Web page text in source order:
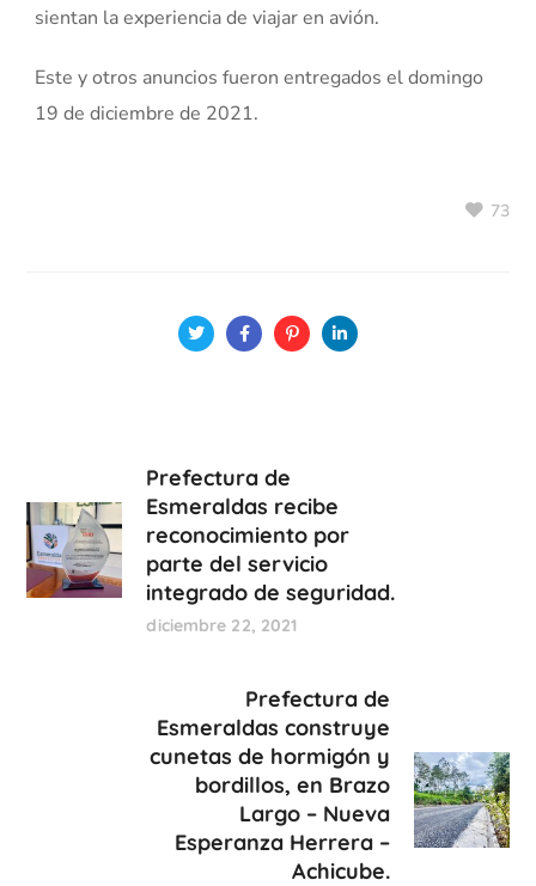
sientan la experiencia de viajar en avión.
Este y otros anuncios fueron entregados el domingo
19 de diciembre de 2021.
73
Prefectura de
Esmeraldas recibe
reconocimiento por
parte del servicio
integrado de seguridad.
diciembre 22, 2021
Prefectura de
Esmeraldas construye
cunetas de hormigón y
bordillos, en Brazo
Largo – Nueva
Esperanza Herrera –
Achicube.